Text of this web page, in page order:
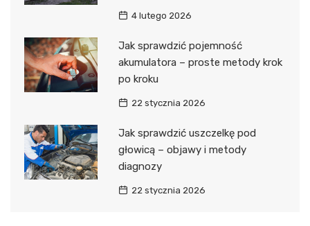
4 lutego 2026
Jak sprawdzić pojemność
akumulatora – proste metody krok
po kroku
22 stycznia 2026
Jak sprawdzić uszczelkę pod
głowicą – objawy i metody
diagnozy
22 stycznia 2026